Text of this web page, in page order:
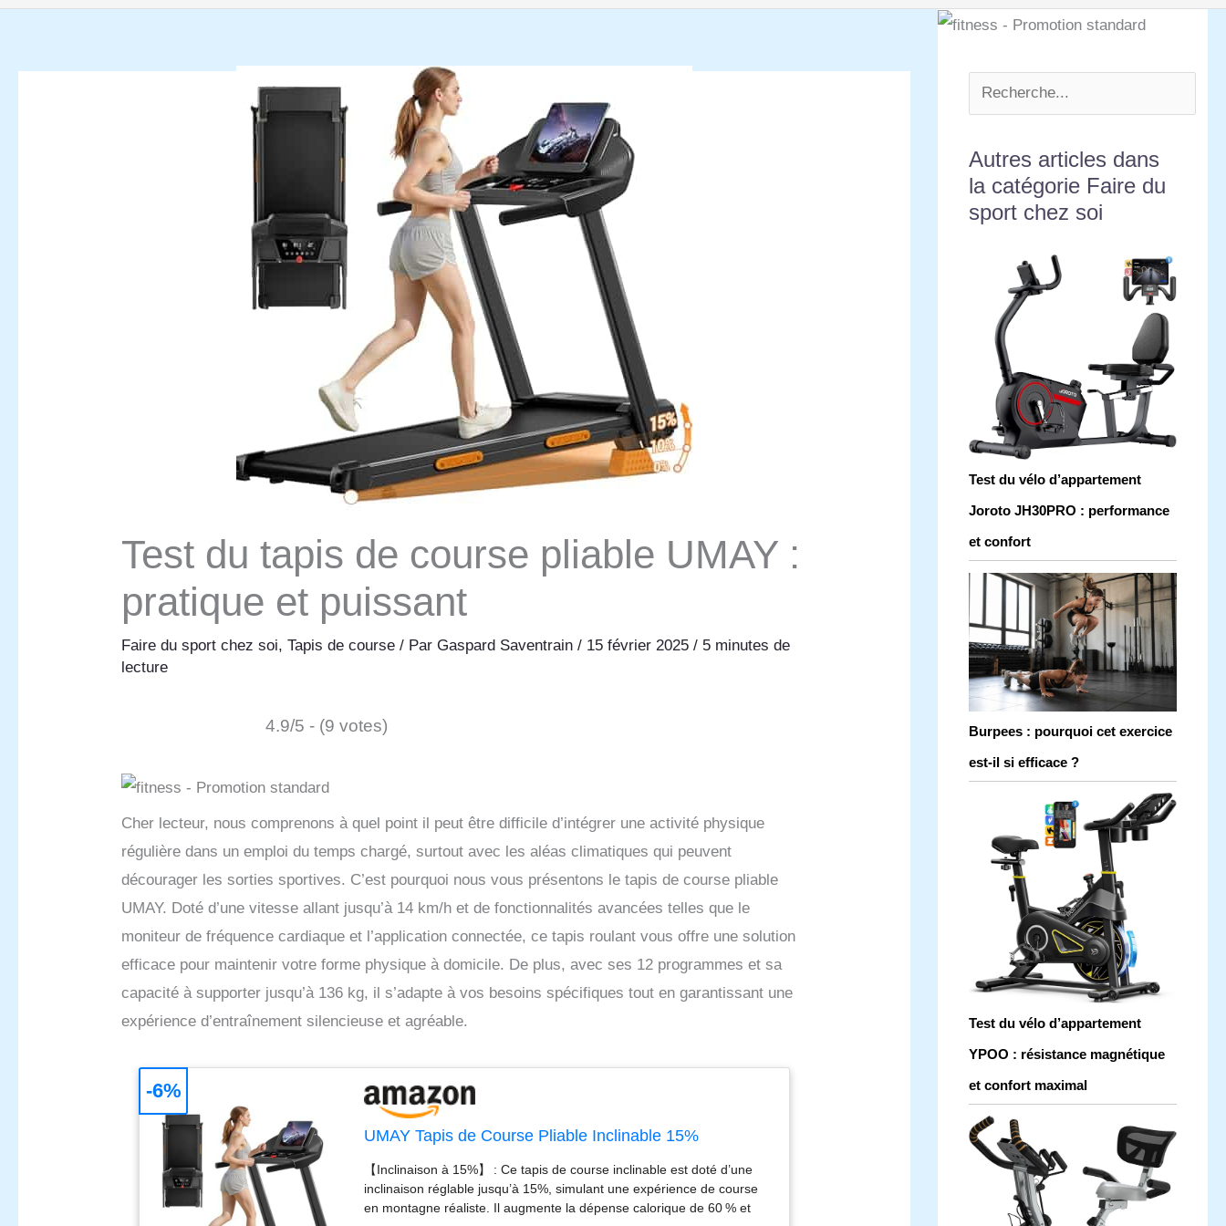
Test du tapis de course pliable UMAY :
pratique et puissant
Faire du sport chez soi,Tapis de course / ParGaspard Saventrain/ 15 février 2025/ 5 minutes de
lecture
4.9/5 - (9 votes)
Cher lecteur, nous comprenons à quel point il peut être difficile d’intégrer une activité physique
régulière dans un emploi du temps chargé, surtout avec les aléas climatiques qui peuvent
décourager les sorties sportives. C’est pourquoi nous vous présentons le tapis de course pliable
UMAY. Doté d’une vitesse allant jusqu’à 14 km/h et de fonctionnalités avancées telles que le
moniteur de fréquence cardiaque et l’application connectée, ce tapis roulant vous offre une solution
efficace pour maintenir votre forme physique à domicile. De plus, avec ses 12 programmes et sa
capacité à supporter jusqu’à 136 kg, il s’adapte à vos besoins spécifiques tout en garantissant une
expérience d’entraînement silencieuse et agréable.
UMAY Tapis de Course Pliable Inclinable 15%
【Inclinaison à 15%】 : Ce tapis de course inclinable est doté d’une
inclinaison réglable jusqu’à 15%, simulant une expérience de course
en montagne réaliste. Il augmente la dépense calorique de 60 % et
-6%
Autres articles dans
la catégorie Faire du
sport chez soi
Test du vélo d’appartement
Joroto JH30PRO : performance
et confort
Burpees : pourquoi cet exercice
est-il si efficace ?
Test du vélo d’appartement
YPOO : résistance magnétique
et confort maximal